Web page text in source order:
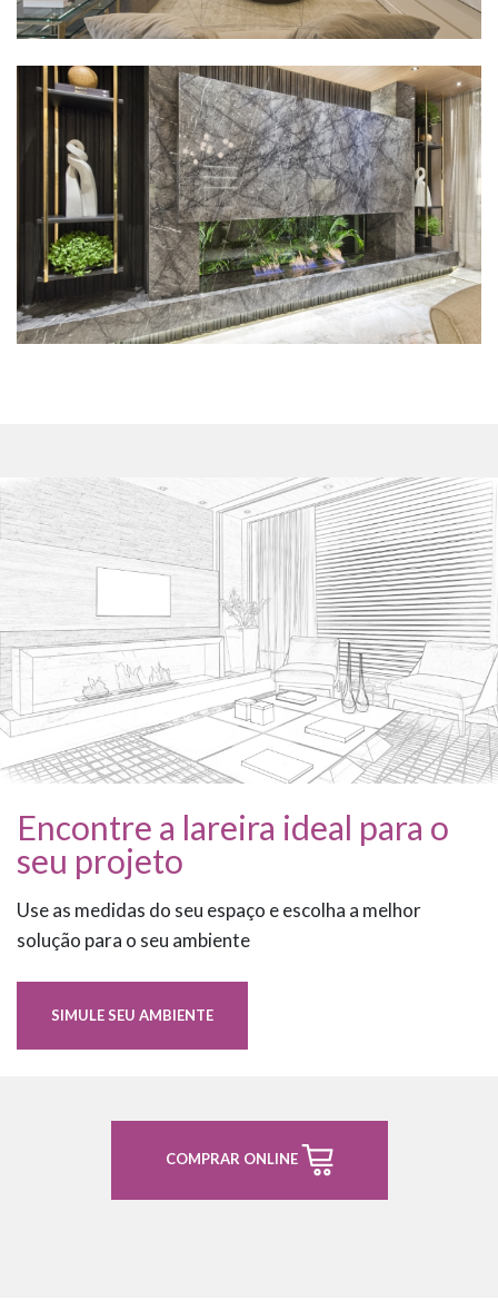
Encontre a lareira ideal para o
seu projeto
Use as medidas do seu espaço e escolha a melhor
solução para o seu ambiente
SIMULE SEU AMBIENTE
COMPRAR ONLINE